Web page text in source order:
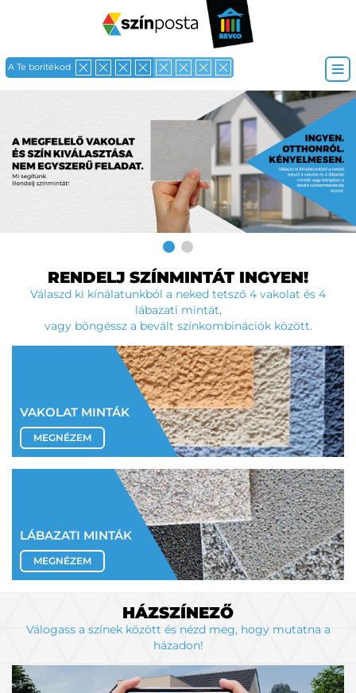
A Te borítékod
RENDELJ SZÍNMINTÁT INGYEN!
Válaszd ki kínálatunkból a neked tetsző 4 vakolat és 4
lábazati mintát,
vagy böngéssz a bevált színkombinációk között.
VAKOLAT MINTÁK
MEGNÉZEM
LÁBAZATI MINTÁK
MEGNÉZEM
HÁZSZÍNEZŐ
Válogass a színek között és nézd meg, hogy mutatna a
házadon!